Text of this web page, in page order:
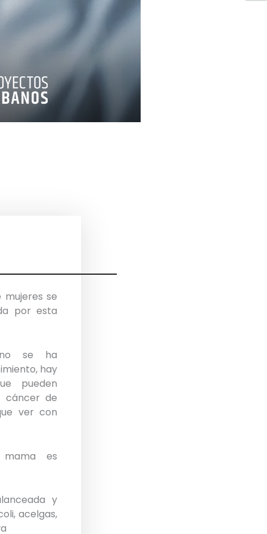
se
por esta
se ha
hay
pueden
cáncer de
ver con
es
y
acelgas,